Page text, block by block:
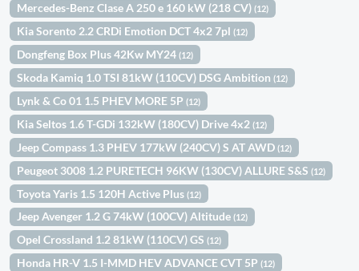
Mercedes-Benz Clase A 250 e 160 kW (218 CV)(12)
Kia Sorento 2.2 CRDi Emotion DCT 4x2 7pl(12)
Dongfeng Box Plus 42Kw MY24(12)
Skoda Kamiq 1.0 TSI 81kW (110CV) DSG Ambition(12)
Lynk & Co 01 1.5 PHEV MORE 5P(12)
Kia Seltos 1.6 T-GDi 132kW (180CV) Drive 4x2(12)
Jeep Compass 1.3 PHEV 177kW (240CV) S AT AWD(12)
Peugeot 3008 1.2 PURETECH 96KW (130CV) ALLURE S&S(12)
Toyota Yaris 1.5 120H Active Plus(12)
Jeep Avenger 1.2 G 74kW (100CV) Altitude(12)
Opel Crossland 1.2 81kW (110CV) GS(12)
Honda HR-V 1.5 I-MMD HEV ADVANCE CVT 5P(12)